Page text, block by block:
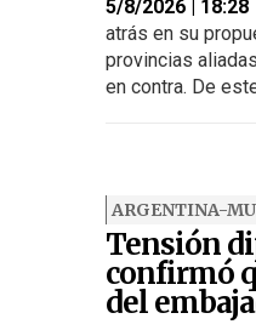
5/8/2026 | 18:28
atrás en su
provincias
en contra. De
ARGENTINA-
Tensión
confirmó
del